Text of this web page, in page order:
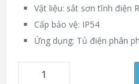
Vật liệu: sắt sơn tĩnh điện
Cấp bảo vệ: IP54
Ứng dụng: Tủ điện phân